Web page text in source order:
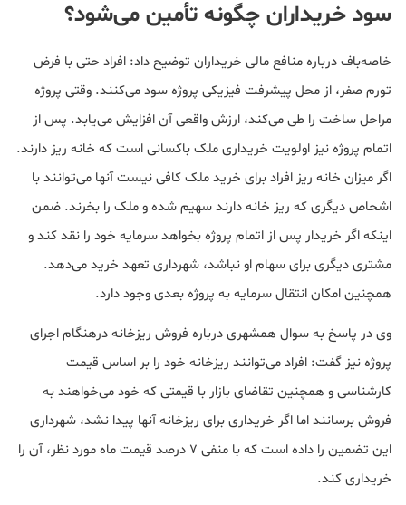
سود خریداران چگونه تأمین می‌شود؟
خاصه‌باف درباره منافع مالی خریداران توضیح داد: افراد حتی با فرض
تورم صفر، از محل پیشرفت فیزیکی پروژه سود می‌کنند. وقتی پروژه
مراحل ساخت را طی می‌کند، ارزش واقعی آن افزایش می‌یابد. پس از
اتمام پروژه نیز اولویت خریداری ملک باکسانی است که خانه ریز دارند.
اگر میزان خانه ریز افراد برای خرید ملک کافی نیست آنها می‌توانند با
اشحاص دیگری که ریز خانه دارند سهیم شده و ملک را بخرند. ضمن
اینکه اگر خریدار پس از اتمام پروژه بخواهد سرمایه خود را نقد کند و
مشتری دیگری برای سهام او نباشد، شهرداری تعهد خرید می‌دهد.
همچنین امکان انتقال سرمایه به پروژه بعدی وجود دارد.
وی در پاسخ به سوال همشهری درباره فروش ریزخانه درهنگام اجرای
پروژه نیز گفت: افراد می‌توانند ریزخانه خود را بر اساس قیمت
کارشناسی و همچنین تقاضای بازار با قیمتی که خود می‌خواهند به
فروش برسانند اما اگر خریداری برای ریزخانه آنها پیدا نشد، شهرداری
این تضمین را داده است که با منفی ۷ درصد قیمت ماه مورد نظر، آن را
خریداری کند.